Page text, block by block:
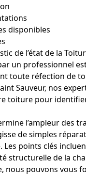
disponibles
de l’état de la
un professionnel
toute réfection de
Sauveur, nos
toiture pour
l’ampleur des
de simples
points clés
structurelle de la
nous pouvons vous